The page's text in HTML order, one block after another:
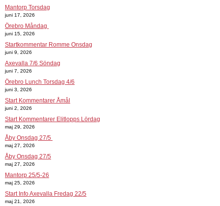
Mantorp Torsdag
juni 17, 2026
Örebro Måndag
juni 15, 2026
Startkommentar Romme Onsdag
juni 9, 2026
Axevalla 7/6 Söndag
juni 7, 2026
Örebro Lunch Torsdag 4/6
juni 3, 2026
Start Kommentarer Åmål
juni 2, 2026
Start Kommentarer Elitlopps Lördag
maj 29, 2026
Åby Onsdag 27/5
maj 27, 2026
Åby Onsdag 27/5
maj 27, 2026
Mantorp 25/5-26
maj 25, 2026
Start Info Axevalla Fredag 22/5
maj 21, 2026